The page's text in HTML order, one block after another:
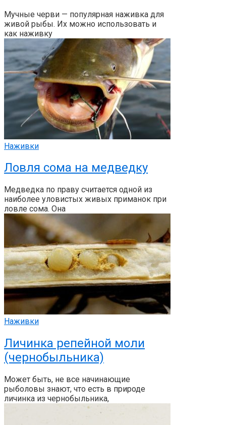
Мучные черви — популярная наживка для
живой рыбы. Их можно использовать и
как наживку
Наживки
Ловля сома на медведку
Медведка по праву считается одной из
наиболее уловистых живых приманок при
ловле сома. Она
Наживки
Личинка репейной моли
(чернобыльника)
Может быть, не все начинающие
рыболовы знают, что есть в природе
личинка из чернобыльника,